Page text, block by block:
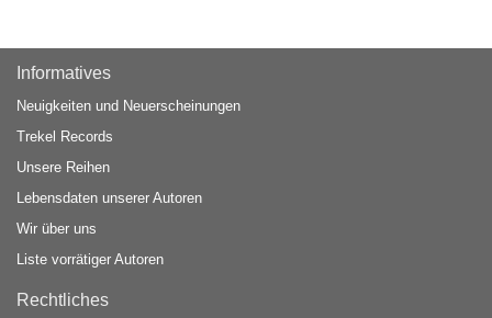
Informatives
Neuigkeiten und Neuerscheinungen
Trekel Records
Unsere Reihen
Lebensdaten unserer Autoren
Wir über uns
Liste vorrätiger Autoren
Rechtliches